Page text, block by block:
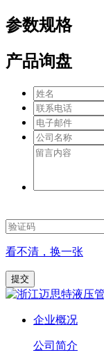
参数规格
产品询盘
看不清，换一张
企业概况
公司简介